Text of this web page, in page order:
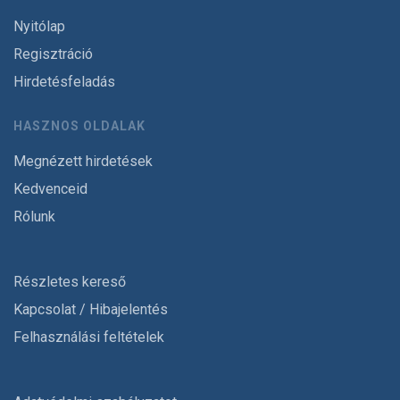
Nyitólap
Regisztráció
Hirdetésfeladás
HASZNOS OLDALAK
Megnézett hirdetések
Kedvenceid
Rólunk
Részletes kereső
Kapcsolat / Hibajelentés
Felhasználási feltételek